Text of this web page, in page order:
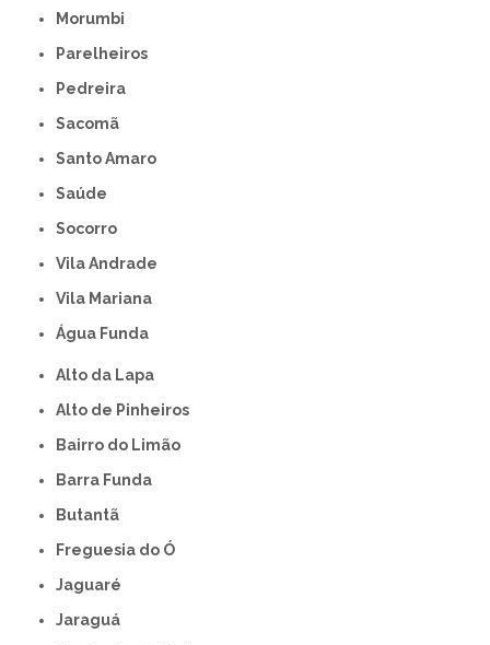
Morumbi
Parelheiros
Pedreira
Sacomã
Santo Amaro
Saúde
Socorro
Vila Andrade
Vila Mariana
Água Funda
Alto da Lapa
Alto de Pinheiros
Bairro do Limão
Barra Funda
Butantã
Freguesia do Ó
Jaguaré
Jaraguá